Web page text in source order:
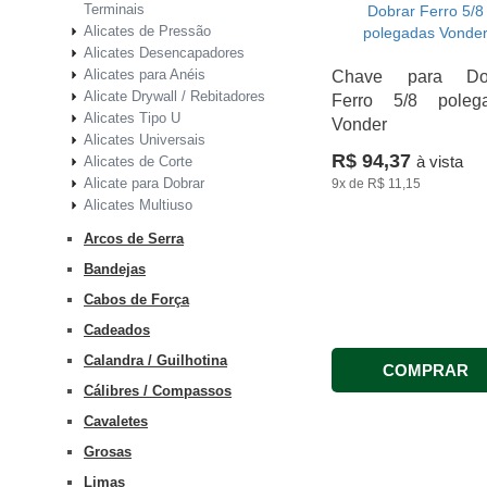
Terminais
Alicates de Pressão
Alicates Desencapadores
Alicates para Anéis
Alicate Drywall / Rebitadores
Alicates Tipo U
Alicates Universais
Alicates de Corte
Alicate para Dobrar
Alicates Multiuso
Arcos de Serra
Bandejas
Cabos de Força
Cadeados
Calandra / Guilhotina
Cálibres / Compassos
Cavaletes
Grosas
Limas
Chave para
Ferro 5/8
Vonder
R$ 94,37à vista
9x de R$ 11,15
COMPRAR